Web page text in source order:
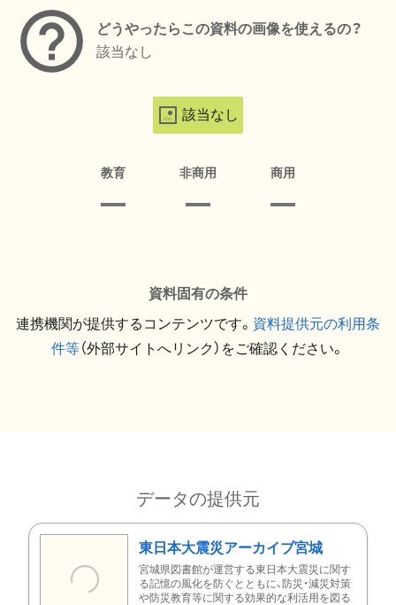
どうやったらこの資料の画像を使えるの？
該当なし
該当なし
教育 非商用 商用
資料固有の条件
連携機関が提供するコンテンツです。 資料提供元の利用条
件等（外部サイトへリンク）をご確認ください。
データの提供元
東日本大震災アーカイブ宮城
宮城県図書館が運営する東日本大震災に関す
る記憶の風化を防ぐとともに、防災・減災対策
や防災教育等に関する効果的な利活用を図る